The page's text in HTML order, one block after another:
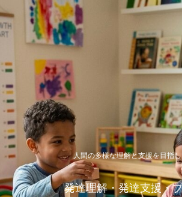
人間の多様な理解と支援を目指
発達理解・発達支援・